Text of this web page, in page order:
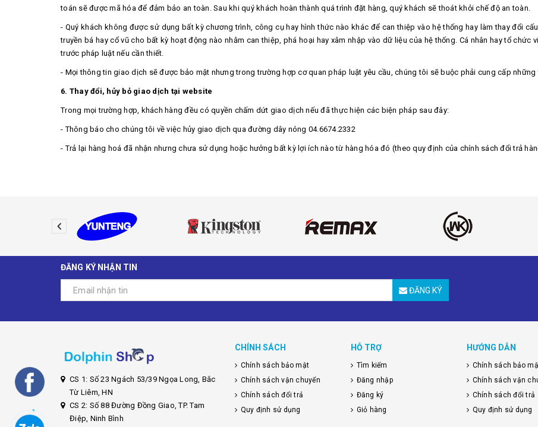
toán sẽ được mã hóa để đảm bảo an toàn. Sau khi quý khách hoàn thành quá trình đặt hàng, quý khách sẽ thoát khỏi chế độ an toàn.
- Quý khách không được sử dụng bất kỳ chương trình, công cụ hay hình thức nào khác để can thiệp vào hệ thống hay làm thay đổi
truyền bá hay cổ vũ cho bất kỳ hoạt động nào nhằm can thiệp, phá hoại hay xâm nhập vào dữ liệu của hệ thống. Cá nhân hay tổ
trước pháp luật nếu cần thiết.
- Mọi thông tin giao dịch sẽ được bảo mật nhưng trong trường hợp cơ quan pháp luật yêu cầu, chúng tôi sẽ buộc phải cung cấp
6. Thay đổi, hủy bỏ giao dịch tại website
Trong mọi trường hợp, khách hàng đều có quyền chấm dứt giao dịch nếu đã thực hiện các biện pháp sau đây:
- Thông báo cho chúng tôi về việc hủy giao dịch qua đường dây nóng 04.6674.2332
- Trả lại hàng hoá đã nhận nhưng chưa sử dụng hoặc hưởng bất kỳ lợi ích nào từ hàng hóa đó (theo quy định của chính sách đổi trả
ĐĂNG KÝ NHẬN TIN
ĐĂNG KÝ
CS 1: Số 23 Ngách 53/39 Ngọa Long, Bắc
Từ Liêm, HN
CS 2: Số 88 Đường Đồng Giao, TP. Tam
Điệp, Ninh Bình
CHÍNH SÁCH
Chính sách bảo mật
Chính sách vận chuyển
Chính sách đổi trả
Quy định sử dụng
HỖ TRỢ
Tìm kiếm
Đăng nhập
Đăng ký
Giỏ hàng
HƯỚNG DẪN
Chính sách bảo
Chính sách vận
Chính sách đổi trả
Quy định sử dụng